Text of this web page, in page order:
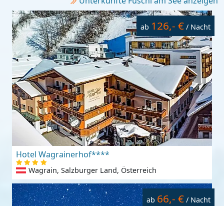
ab 126,- € / Nacht
Hotel Wagrainerhof****
Wagrain, Salzburger Land, Österreich
ab 66,- € / Nacht